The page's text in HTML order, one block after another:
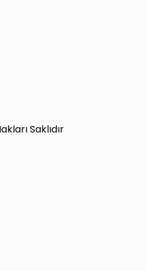
Saklıdır